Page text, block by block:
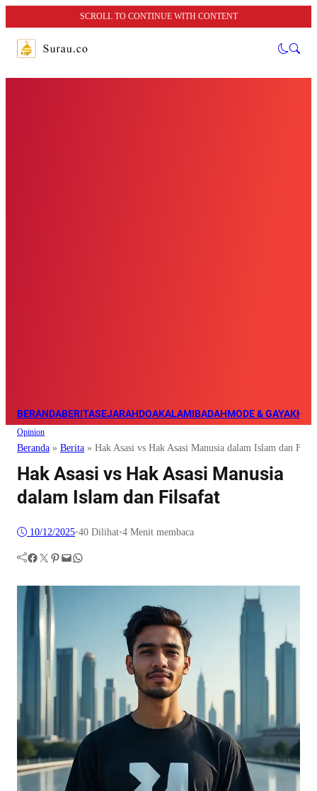
SCROLL TO CONTINUE WITH CONTENT
BERANDABERITASEJARAHDOAKALAMIBADAHMODE & GAYA
Opinion
Beranda » Berita » Hak Asasi vs Hak Asasi Manusia dalam Islam dan
Hak Asasi vs Hak Asasi Manusia
dalam Islam dan Filsafat
10/12/2025•40 Dilihat•4 Menit membaca
Facebook Twitter Pinterest Mail WhatsApp